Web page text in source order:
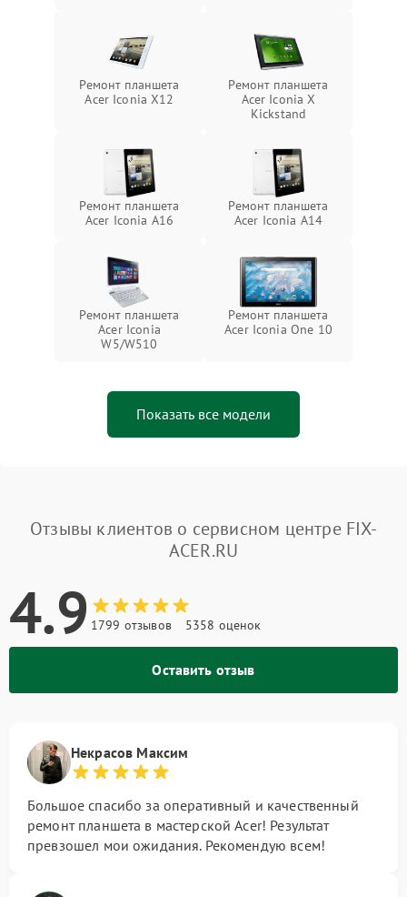
Ремонт планшета
Acer Iconia X12
Ремонт планшета
Acer Iconia X
Kickstand
Ремонт планшета
Acer Iconia A16
Ремонт планшета
Acer Iconia A14
Ремонт планшета
Acer Iconia
W5/W510
Ремонт планшета
Acer Iconia One 10
Показать все модели
Отзывы клиентов о сервисном центре FIX-
ACER.RU
4.9 1799 отзывов 5358 оценок
Оставить отзыв
Некрасов Максим
Большое спасибо за оперативный и качественный
ремонт планшета в мастерской Acer! Результат
превзошел мои ожидания. Рекомендую всем!